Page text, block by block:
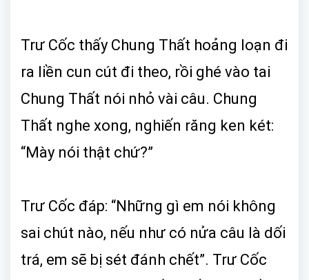
Trư Cốc thấy Chung Thất hoảng loạn đi
ra liền cun cút đi theo, rồi ghé vào tai
Chung Thất nói nhỏ vài câu. Chung
Thất nghe xong, nghiến răng ken két:
“Mày nói thật chứ?”
Trư Cốc đáp: “Những gì em nói không
sai chút nào, nếu như có nửa câu là dối
trá, em sẽ bị sét đánh chết”. Trư Cốc